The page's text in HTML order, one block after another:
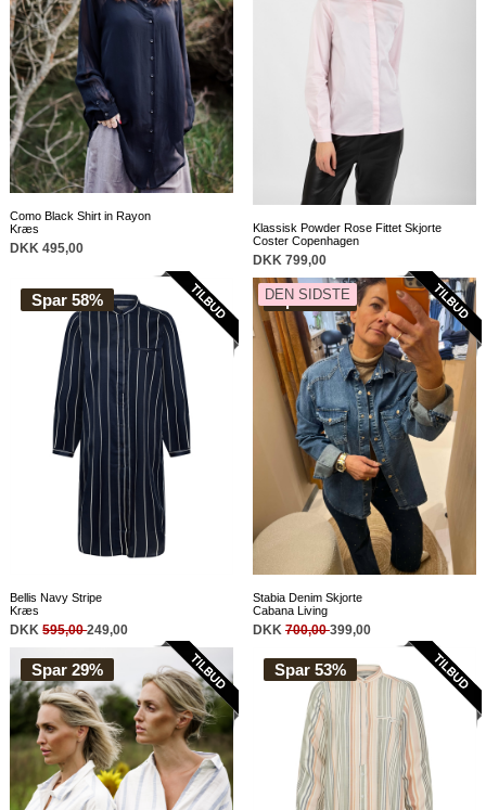
Como Black Shirt in Rayon
Kræs
DKK 495,00
Klassisk Powder Rose Fittet Skjorte
Coster Copenhagen
DKK 799,00
Spar 58%
Bellis Navy Stripe
Kræs
DKK595,00249,00
DEN SIDSTE
Spar 43%
Stabia Denim Skjorte
Cabana Living
DKK 700,00399,00
Spar 29% Spar 53%